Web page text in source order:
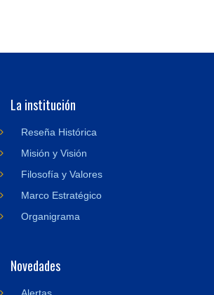
La institución
Reseña Histórica
Misión y Visión
Filosofía y Valores
Marco Estratégico
Organigrama
Novedades